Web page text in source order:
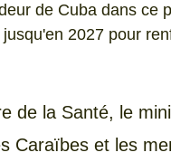
de Cuba dans ce
2027 pour
de la Santé, le
Caraïbes et les